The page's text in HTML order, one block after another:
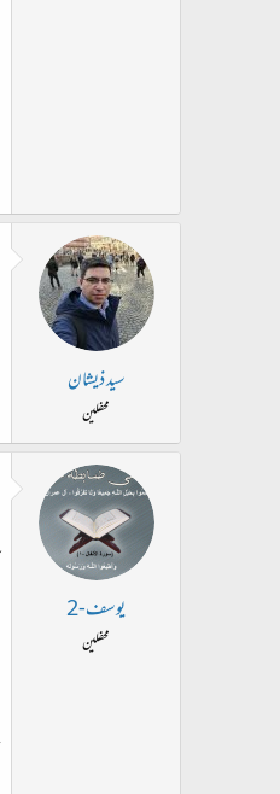
سید ذیشان
محفلین
یوسف-2
محفلین